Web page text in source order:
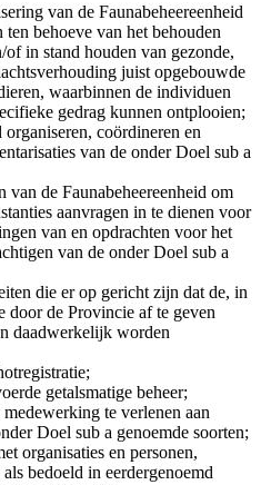
van de Faunabeheereenheid
behoeve van het behouden
of in stand houden van gezonde,
juist opgebouwde
waarbinnen de individuen
gedrag kunnen ontplooien;
coördineren en
van de onder Doel sub a
van de Faunabeheereenheid om
aanvragen in te dienen voor
van en opdrachten voor het
van de onder Doel sub a
die er op gericht zijn dat de, in
door de Provincie af te geven
daadwerkelijk worden
getalsmatige beheer;
te verlenen aan
Doel sub a genoemde soorten;
organisaties en personen,
bedoeld in eerdergenoemd